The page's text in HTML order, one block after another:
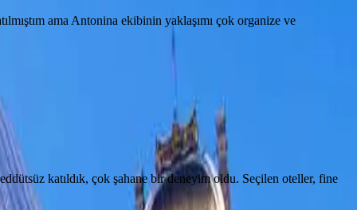
ama Antonina ekibinin yaklaşımı çok organize ve
katıldık, çok şahane bir deneyim oldu. Seçilen oteller, fine